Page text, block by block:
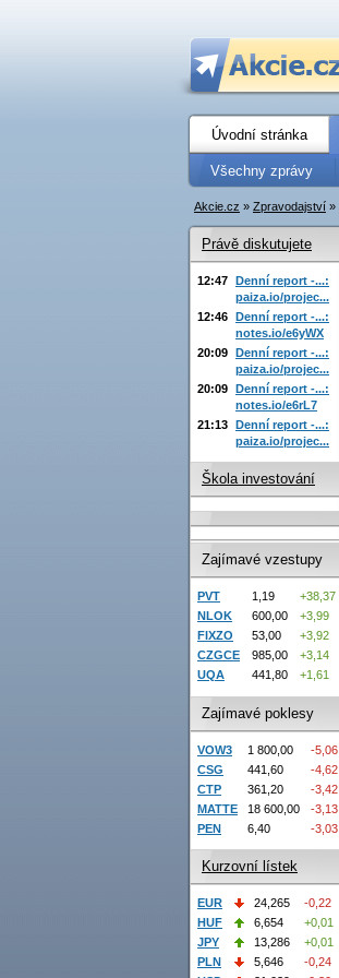
Úvodní stránka
Všechny zprávy
Akcie.cz » Zpravodajství »
Právě diskutujete
12:47 Denní report -...:
paiza.io/projec...
12:46 Denní report -...:
notes.io/e6yWX
20:09 Denní report -...:
paiza.io/projec...
20:09 Denní report -...:
notes.io/e6rL7
21:13 Denní report -...:
paiza.io/projec...
Škola investování
Zajímavé vzestupy
PVT 1,19
+38,37
NLOK
600,00
+3,99
FIXZO
53,00
+3,92
CZGCE
985,00
+3,14
UQA
441,80 +1,61
Zajímavé poklesy
VOW3 1 800,00
-5,06
CSG
441,60
-4,62
CTP
361,20
-3,42
MATTE
18 600,00
-3,13
PEN
6,40 -3,03
Kurzovní lístek
EUR 24,265
-0,22
HUF
6,654
+0,01
JPY
13,286
+0,01
PLN
5,646
-0,24